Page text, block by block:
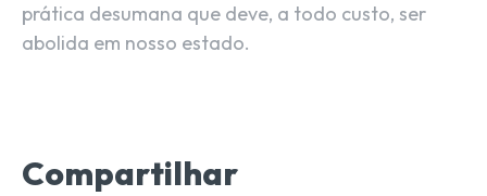
prática desumana que deve, a todo custo, ser
abolida em nosso estado.
Compartilhar